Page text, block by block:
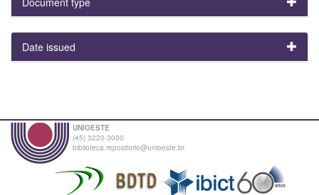
Date issued
UNIOESTE
(45) 3220-3000
biblioteca.repositorio@unioeste.br